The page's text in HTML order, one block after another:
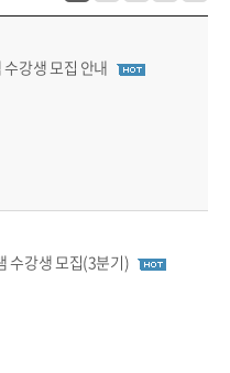
강생 모집 안내
수강생 모집(3분기)